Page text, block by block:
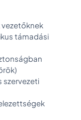
támadási
szervezeti